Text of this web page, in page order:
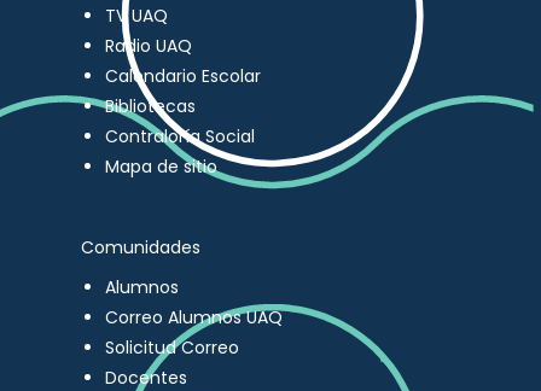
TV UAQ
Radio UAQ
Calendario Escolar
Bibliotecas
Contraloría Social
Mapa de sitio
Comunidades
Alumnos
Correo Alumnos UAQ
Solicitud Correo
Docentes